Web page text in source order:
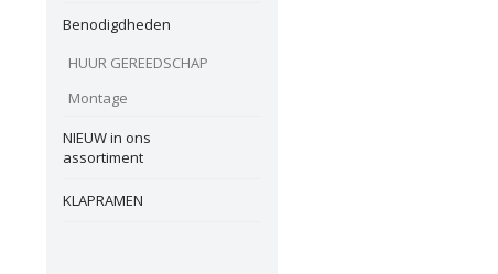
Benodigdheden
HUUR GEREEDSCHAP
Montage
NIEUW in ons
assortiment
KLAPRAMEN